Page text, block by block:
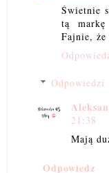
Świetnie
tą
Fajnie, że
Odpowiedzi
21:38
Mają
Odpowiedz